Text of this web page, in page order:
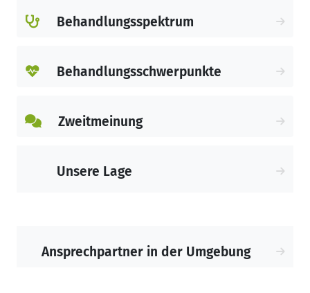
Erkelenz.
Behandlungsspektrum
Behandlungsschwerpunkte
Zweitmeinung
Unsere Lage
Ansprechpartner in der Umgebung